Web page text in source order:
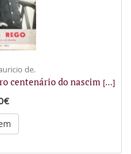
de.
centenário do nascim [...]